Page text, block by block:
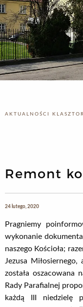
AKTUALNOŚCI
Remont
24 lutego, 2020
Pragniemy
wykonanie
naszego Kościoła;
Jezusa
została oszacowana
Rady Parafialnej
każdą III niedzielę